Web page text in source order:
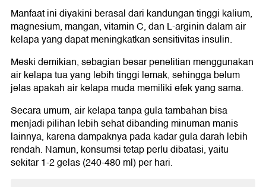
Manfaat ini diyakini berasal dari kandungan tinggi kalium,
magnesium, mangan, vitamin C, dan L-arginin dalam air
kelapa yang dapat meningkatkan sensitivitas insulin.
Meski demikian, sebagian besar penelitian menggunakan
air kelapa tua yang lebih tinggi lemak, sehingga belum
jelas apakah air kelapa muda memiliki efek yang sama.
Secara umum, air kelapa tanpa gula tambahan bisa
menjadi pilihan lebih sehat dibanding minuman manis
lainnya, karena dampaknya pada kadar gula darah lebih
rendah. Namun, konsumsi tetap perlu dibatasi, yaitu
sekitar 1-2 gelas (240-480 ml) per hari.